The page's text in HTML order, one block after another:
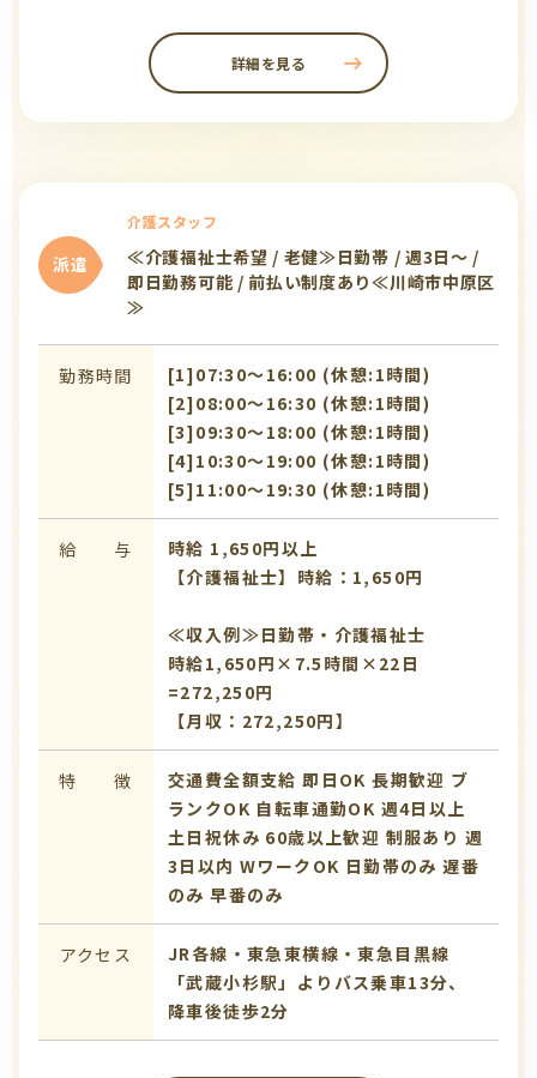
詳細を見る
派遣
介護スタッフ
≪介護福祉士希望 / 老健≫日勤帯 / 週3日〜 /
即日勤務可能 / 前払い制度あり≪川崎市中原区
≫
勤務時間
[1]07:30〜16:00 (休憩:1時間)
[2]08:00〜16:30 (休憩:1時間)
[3]09:30〜18:00 (休憩:1時間)
[4]10:30〜19:00 (休憩:1時間)
[5]11:00〜19:30 (休憩:1時間)
給 与
時給 1,650円以上
【介護福祉士】時給：1,650円
≪収入例≫日勤帯・介護福祉士
時給1,650円×7.5時間×22日
=272,250円
【月収：272,250円】
特 徴 交通費全額支給 即日OK 長期歓迎 ブ
ランクOK 自転車通勤OK 週4日以上
土日祝休み 60歳以上歓迎 制服あり 週
3日以内 WワークOK 日勤帯のみ 遅番
のみ 早番のみ
アクセス
JR各線・東急東横線・東急目黒線
「武蔵小杉駅」よりバス乗車13分、
降車後徒歩2分